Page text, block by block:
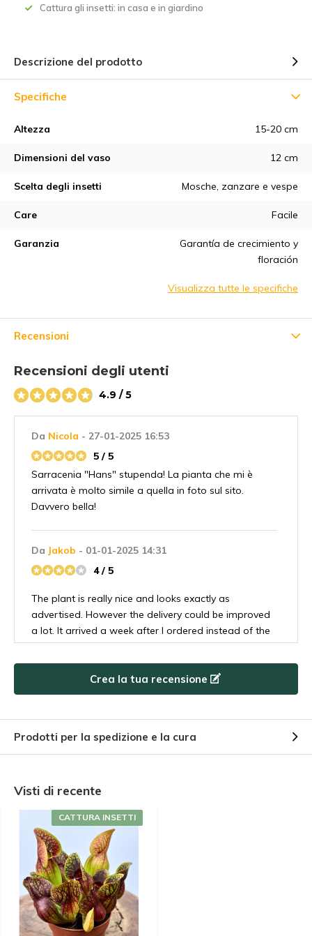
Cattura gli insetti: in casa e in giardino
Descrizione del prodotto
Specifiche
Altezza 15-20 cm
Dimensioni del vaso 12 cm
Scelta degli insetti Mosche, zanzare e vespe
Care Facile
Garanzia
Garantía de crecimiento y
floración
Visualizza tutte le specifiche
Recensioni
Recensioni degli utenti
4.9 / 5
Da Nicola - 27-01-2025 16:53
5 / 5
Sarracenia "Hans" stupenda! La pianta che mi è
arrivata è molto simile a quella in foto sul sito.
Davvero bella!
Da Jakob - 01-01-2025 14:31
4 / 5
The plant is really nice and looks exactly as
advertised. However the delivery could be improved
a lot. It arrived a week after I ordered instead of the
2-3 days that was advertised. And the company that
took over the delivery in Sweden, DB Schenker, did
not do a good job. They didn’t deliver to me in
person even though it explicitly said to do so on the
there being a huge sticker on the package saying
which side should be up. Please reconsider using DB
The delivery
DaSpinelli Jérôme- 07-10-2024 08:56
5 / 5
Sarracenia " hans" superbe, plant superbe et sain,
belles couleurs, Livrées dans les temps. Merci.
Crea la tua recensione
Prodotti per la spedizione e la cura
Visti di recente
CATTURA INSETTI